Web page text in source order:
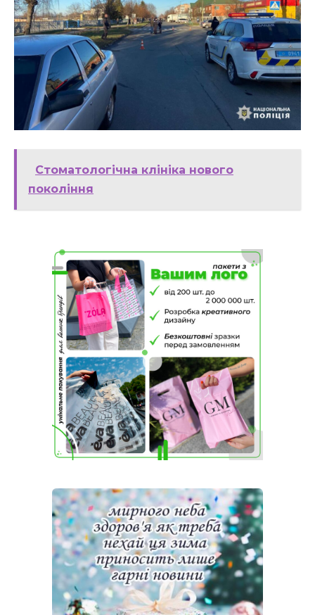
Стоматологічна клініка нового
покоління